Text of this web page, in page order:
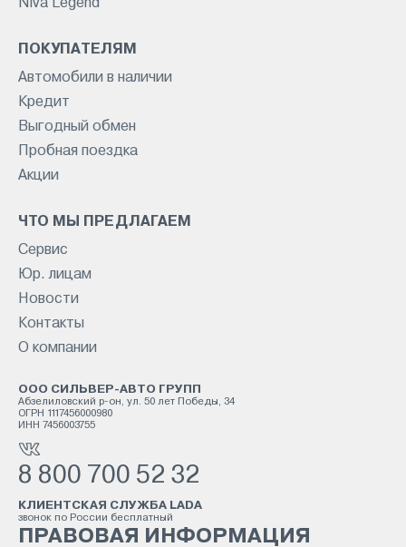
Niva Legend
ПОКУПАТЕЛЯМ
Автомобили в наличии
Кредит
Выгодный обмен
Пробная поездка
Акции
ЧТО МЫ ПРЕДЛАГАЕМ
Сервис
Юр. лицам
Новости
Контакты
О компании
ООО СИЛЬВЕР-АВТО ГРУПП
Абзелиловский р-он, ул. 50 лет Победы, 34
ОГРН 1117456000980
ИНН 7456003755
8 800 700 52 32
КЛИЕНТСКАЯ СЛУЖБА LADA
звонок по России бесплатный
ПРАВОВАЯ ИНФОРМАЦИЯ